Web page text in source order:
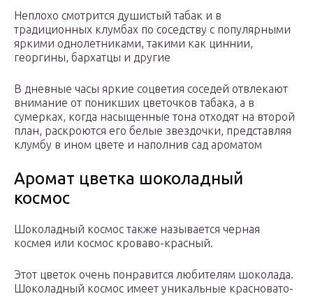
Неплохо смотрится душистый табак и в
традиционных клумбах по соседству с популярными
яркими однолетниками, такими как циннии,
георгины, бархатцы и другие
В дневные часы яркие соцветия соседей отвлекают
внимание от поникших цветочков табака, а в
сумерках, когда насыщенные тона отходят на второй
план, раскроются его белые звездочки, представляя
клумбу в ином цвете и наполнив сад ароматом
Аромат цветка шоколадный
космос
Шоколадный космос также называется черная
космея или космос кроваво-красный.
Этот цветок очень понравится любителям шоколада.
Шоколадный космос имеет уникальные красновато-